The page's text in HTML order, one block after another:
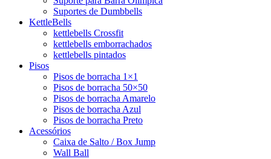
Suportes de Dumbbells
KettleBells
kettlebells Crossfit
kettlebells emborrachados
kettlebells pintados
Pisos
Pisos de borracha 1×1
Pisos de borracha 50×50
Pisos de borracha Amarelo
Pisos de borracha Azul
Pisos de borracha Preto
Acessórios
Caixa de Salto / Box Jump
Wall Ball